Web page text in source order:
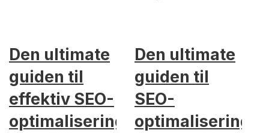
Den ultimate
guiden til
effektiv SEO-
optimalisering
Den ultimate
guiden til
SEO-
optimalisering